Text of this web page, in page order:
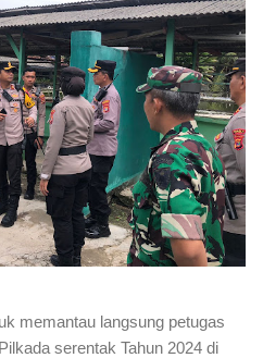
memantau langsung petugas
serentak Tahun 2024 di